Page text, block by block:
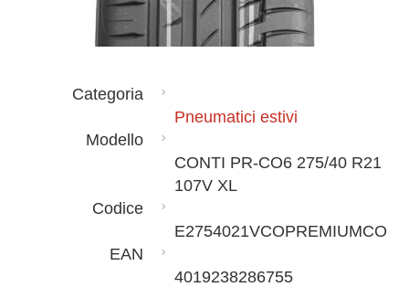
Categoria
Pneumatici estivi
Modello
CONTI PR-CO6 275/40 R21
107V XL
Codice
E2754021VCOPREMIUMCO
EAN
4019238286755